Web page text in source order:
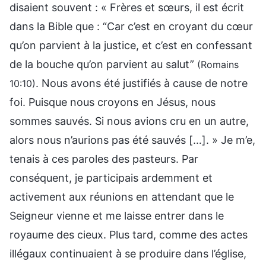
disaient souvent : « Frères et sœurs, il est écrit
dans la Bible que : “Car c’est en croyant du cœur
qu’on parvient à la justice, et c’est en confessant
de la bouche qu’on parvient au salut” (Romains
10:10). Nous avons été justifiés à cause de notre
foi. Puisque nous croyons en Jésus, nous
sommes sauvés. Si nous avions cru en un autre,
alors nous n’aurions pas été sauvés […]. » Je m’e,
tenais à ces paroles des pasteurs. Par
conséquent, je participais ardemment et
activement aux réunions en attendant que le
Seigneur vienne et me laisse entrer dans le
royaume des cieux. Plus tard, comme des actes
illégaux continuaient à se produire dans l’église,